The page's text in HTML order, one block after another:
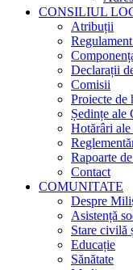
CONSILIUL
Atribuții
Declarații
Comisii
Proiecte de
Ședințe
Hotărâri
Rapoarte
Contact
COMUNITATE
Despre
Asistență
Stare civilă
Educație
Sănătate